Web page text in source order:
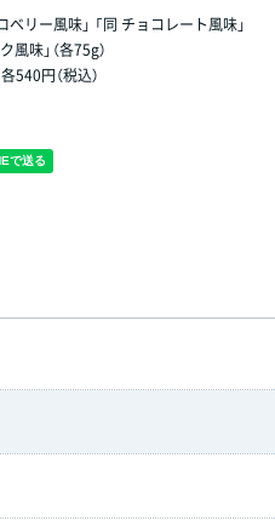
リー風味」 「同 チョコレート風味」
風味」（各75g）
540円（税込）